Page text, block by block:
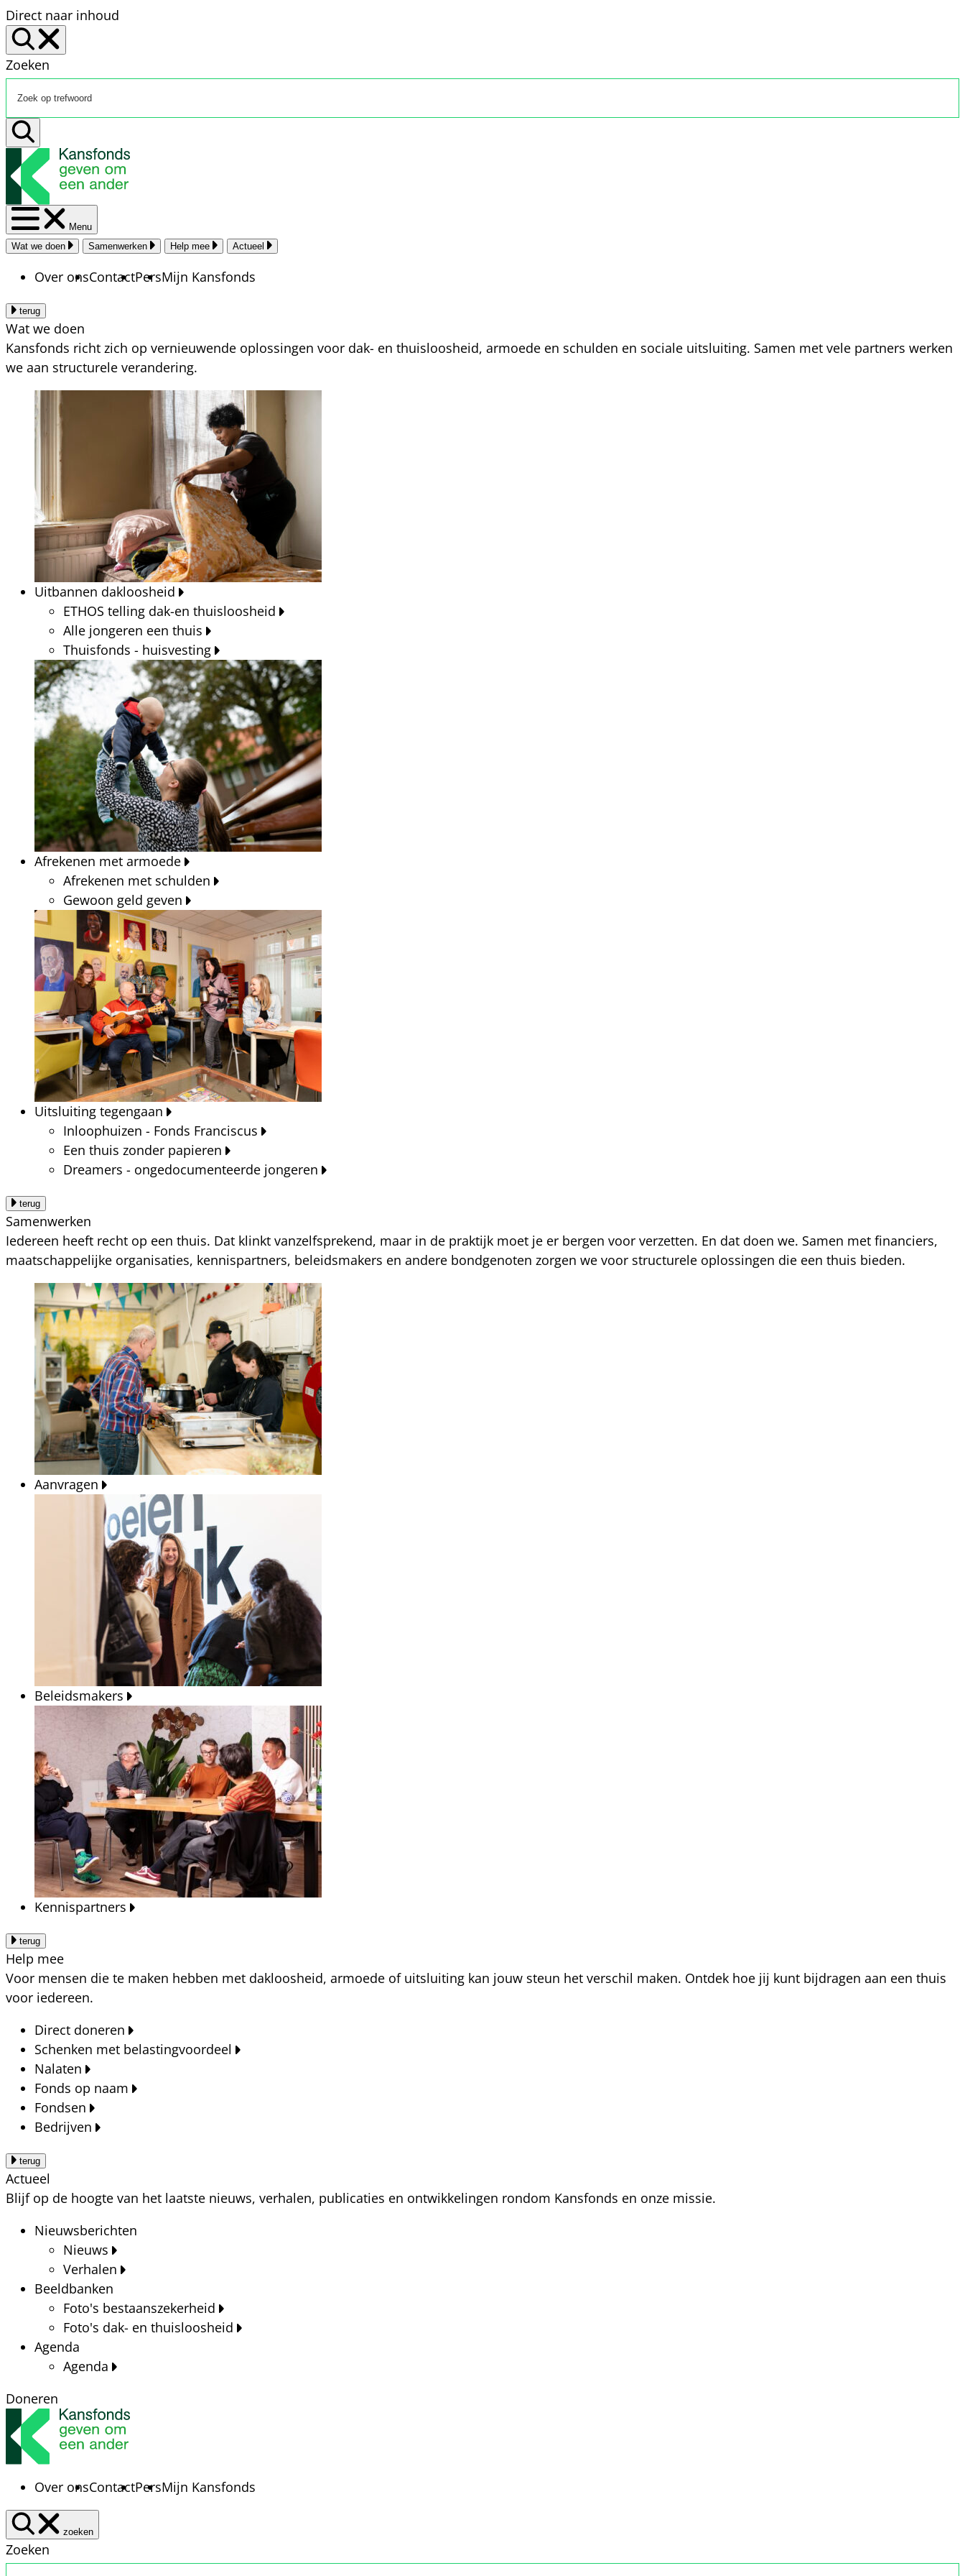
Direct naar inhoud
Zoeken
Menu
Wat we doen
Samenwerken Help mee Actueel
Over onsContactPersMijn Kansfonds
terug
Wat we doen
Kansfonds richt zich op vernieuwende oplossingen voor dak- en thuisloosheid, armoede en schulden en sociale uitsluiting. Samen met vele partners werken
we aan structurele verandering.
Uitbannen dakloosheid
ETHOS telling dak-en thuisloosheid
Alle jongeren een thuis
Thuisfonds - huisvesting
Afrekenen met armoede
Afrekenen met schulden
Gewoon geld geven
Uitsluiting tegengaan
Inloophuizen - Fonds Franciscus
Een thuis zonder papieren
Dreamers - ongedocumenteerde jongeren
terug
Samenwerken
Iedereen heeft recht op een thuis. Dat klinkt vanzelfsprekend, maar in de praktijk moet je er bergen voor verzetten. En dat doen we. Samen met financiers,
maatschappelijke organisaties, kennispartners, beleidsmakers en andere bondgenoten zorgen we voor structurele oplossingen die een thuis bieden.
Aanvragen
Beleidsmakers
Kennispartners
terug
Help mee
Voor mensen die te maken hebben met dakloosheid, armoede of uitsluiting kan jouw steun het verschil maken. Ontdek hoe jij kunt bijdragen aan een thuis
voor iedereen.
Direct doneren
Schenken met belastingvoordeel
Nalaten
Fonds op naam
Fondsen
Bedrijven
terug
Actueel
Blijf op de hoogte van het laatste nieuws, verhalen, publicaties en ontwikkelingen rondom Kansfonds en onze missie.
Nieuwsberichten
Nieuws
Verhalen
Beeldbanken
Foto's bestaanszekerheid
Foto's dak- en thuisloosheid
Agenda
Agenda
Doneren
Over onsContactPersMijn Kansfonds
zoeken
Zoeken